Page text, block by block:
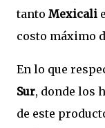
tanto Mexicali
costo máximo
En lo que
Sur, donde los
de este